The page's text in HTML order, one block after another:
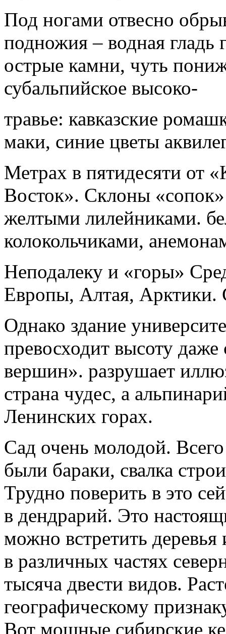
Под ногами отвесно
подножия – водная гладь
острые камни, чуть
субальпийское высоко-
травье: кавказские
маки, синие цветы
Метрах в пятидесяти от
Восток». Склоны
желтыми лилейниками.
колокольчиками,
Неподалеку и «горы»
Европы, Алтая, Арктики.
Однако здание
превосходит высоту
вершин». разрушает
страна чудес, а
Ленинских горах.
Сад очень молодой.
были бараки, свалка
Трудно поверить в это
в дендрарий. Это
можно встретить
в различных частях
тысяча двести видов.
географическому
Вот мощные сибирские